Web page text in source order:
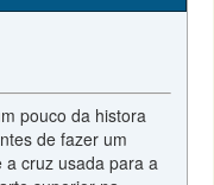
pouco da histora
de fazer um
cruz usada para a